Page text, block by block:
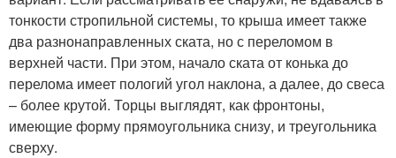
тонкости стропильной системы, то крыша имеет также
два разнонаправленных ската, но с переломом в
верхней части. При этом, начало ската от конька до
перелома имеет пологий угол наклона, а далее, до свеса
– более крутой. Торцы выглядят, как фронтоны,
имеющие форму прямоугольника снизу, и треугольника
сверху.